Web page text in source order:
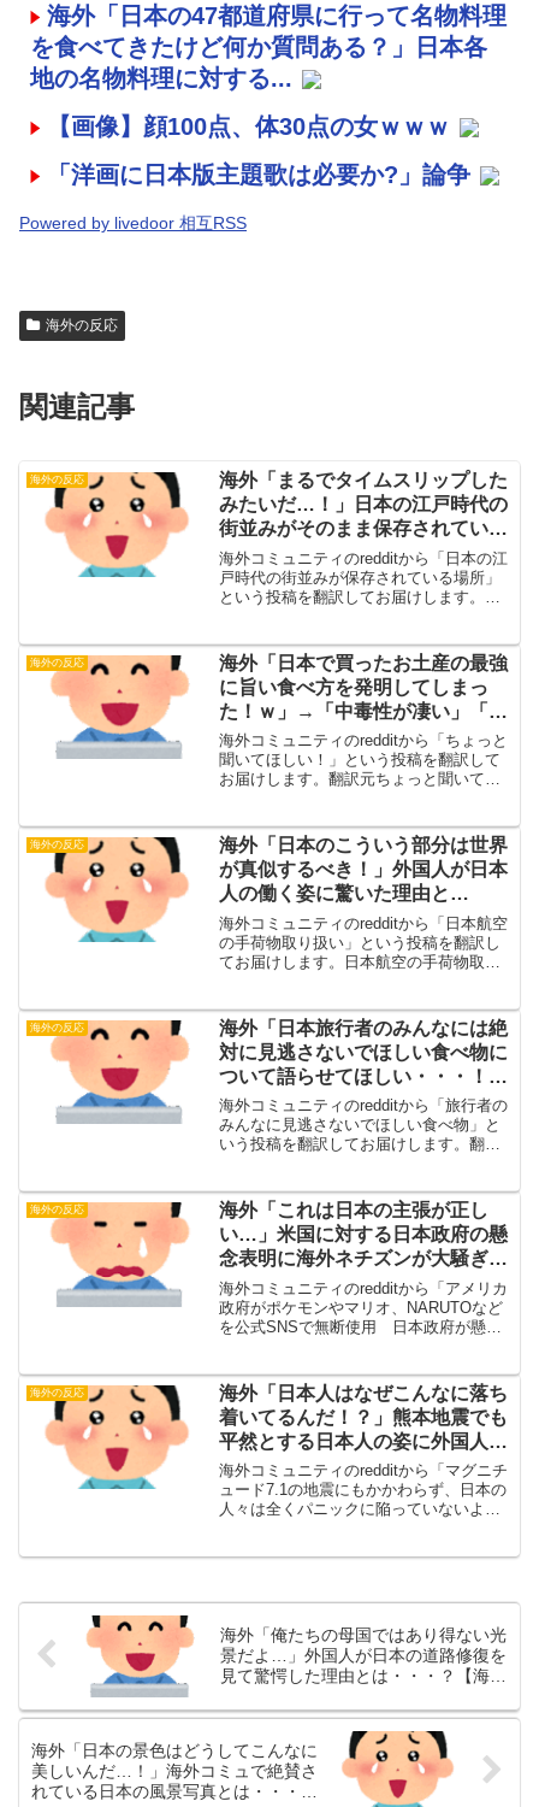
海外「日本の47都道府県に行って名物料理
を食べてきたけど何か質問ある？」日本各
地の名物料理に対する...
【画像】顔100点、体30点の女ｗｗｗ
「洋画に日本版主題歌は必要か?」論争
Powered by livedoor 相互RSS
海外の反応
関連記事
海外の反応
海外「まるでタイムスリップした
みたいだ…！」日本の江戸時代の
街並みがそのまま保存されている
貴重な場所とは・・・？【海外の
反応】
海外コミュニティのredditから「日本の江
戸時代の街並みが保存されている場所」
という投稿を翻訳してお届けします。翻
県塩尻市だよ。・海外の反応いつか絶対
行きたい県の一つ...
海外の反応
海外「日本で買ったお土産の最強
に旨い食べ方を発明してしまっ
た！ｗ」→「中毒性が凄い」「ナ
イスアイディア！」【海外の反
応】
海外コミュニティのredditから「ちょっと
聞いてほしい！」という投稿を翻訳して
お届けします。翻訳元ちょっと聞いてほ
ただ、フライドポテトによってはあまり
よく絡まなくて、...
海外の反応
海外「日本のこういう部分は世界
が真似するべき！」外国人が日本
人の働く姿に驚いた理由と
は・・・？【海外の反応】
海外コミュニティのredditから「日本航空
の手荷物取り扱い」という投稿を翻訳し
てお届けします。日本航空の手荷物取り
タッフも、飛行機がゲートから動き出す
ときにお辞儀をす...
海外の反応
海外「日本旅行者のみんなには絶
対に見逃さないでほしい食べ物に
ついて語らせてほしい・・・！」
【海外の反応】
海外コミュニティのredditから「旅行者の
みんなに見逃さないでほしい食べ物」と
いう投稿を翻訳してお届けします。翻訳
理の王様だと思う。でも今回は、そばに
も少しスポットを...
海外の反応
海外「これは日本の主張が正し
い…」米国に対する日本政府の懸
念表明に海外ネチズンが大騒ぎ！
【海外の反応】
海外コミュニティのredditから「アメリカ
政府がポケモンやマリオ、NARUTOなど
を公式SNSで無断使用 日本政府が懸念
マリオ、NARUTOなどを公式SNSで無断
使用...
海外の反応
海外「日本人はなぜこんなに落ち
着いてるんだ！？」熊本地震でも
平然とする日本人の姿に外国人が
興味津々【海外の反応】
海外コミュニティのredditから「マグニチ
ュード7.1の地震にもかかわらず、日本の
人々は全くパニックに陥っていないよう
海外「俺たちの母国ではあり得ない光
景だよ…」外国人が日本の道路修復を
見て驚愕した理由とは・・・？【海外
海外「日本の景色はどうしてこんなに
美しいんだ…！」海外コミュで絶賛さ
れている日本の風景写真とは・・・？